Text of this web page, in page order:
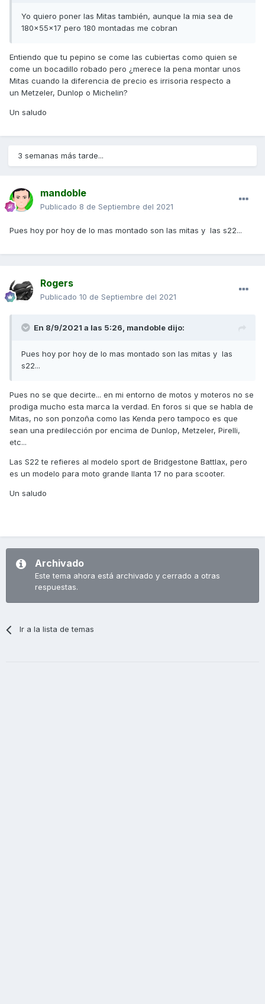
Yo quiero poner las Mitas también, aunque la mia sea de
180x55x17 pero 180 montadas me cobran
Entiendo que tu pepino se come las cubiertas como quien se
come un bocadillo robado pero ¿merece la pena montar unos
Mitas cuando la diferencia de precio es irrisoria respecto a
un Metzeler, Dunlop o Michelin?
Un saludo
3 semanas más tarde...
mandoble
Publicado 8 de Septiembre del 2021
Pues hoy por hoy de lo mas montado son las mitas y las s22...
Rogers
Publicado 10 de Septiembre del 2021
En 8/9/2021 a las 5:26, mandoble dijo:
Pues hoy por hoy de lo mas montado son las mitas y las
s22...
Pues no se que decirte... en mi entorno de motos y moteros no se
prodiga mucho esta marca la verdad. En foros si que se habla de
Mitas, no son ponzoña como las Kenda pero tampoco es que
sean una predilección por encima de Dunlop, Metzeler, Pirelli,
etc...
Las S22 te refieres al modelo sport de Bridgestone Battlax, pero
es un modelo para moto grande llanta 17 no para scooter.
Un saludo
Archivado
Este tema ahora está archivado y cerrado a otras
respuestas.
Ir a la lista de temas